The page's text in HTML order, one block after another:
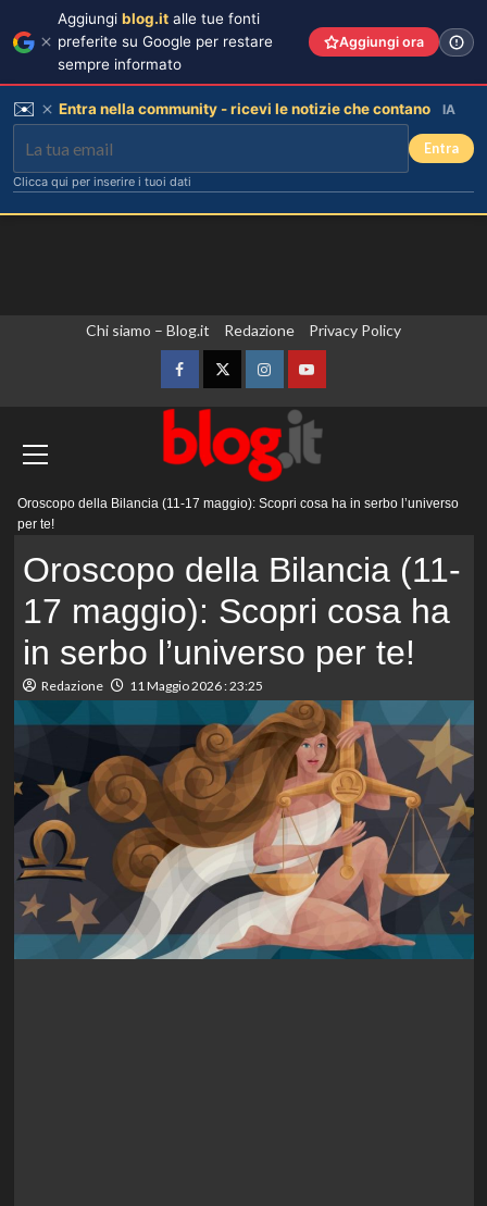
Chi siamo – Blog.it Redazione Privacy Policy
FacebookTwitterInstagramYouTube
principale
Oroscopo della Bilancia (11-17 maggio): Scopri cosa ha in serbo l’universo
per te!
Oroscopo della Bilancia (11-
17 maggio): Scopri cosa ha
in serbo l’universo per te!
Redazione 11 Maggio 2026 : 23:25
Aggiungi blog.it alle tue fonti
preferite su Google per restare
sempre informato
Aggiungi ora
✉️ Entra nella community - ricevi le notizie che contano IA
Entra
Clicca qui per inserire i tuoi dati